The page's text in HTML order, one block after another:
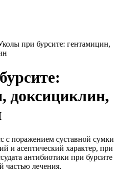
при бурсите: гентамицин,
доксициклин,
с поражением суставной сумки
и асептический характер, при
антибиотики при бурсите
частью лечения.